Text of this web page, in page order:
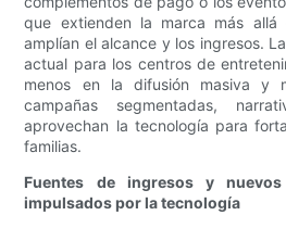
que extienden la marca más allá
amplían el alcance y los ingresos.
actual para los centros de
menos en la difusión masiva y
campañas segmentadas,
aprovechan la tecnología para
familias.
Fuentes de ingresos y
impulsados ​​por la tecnología